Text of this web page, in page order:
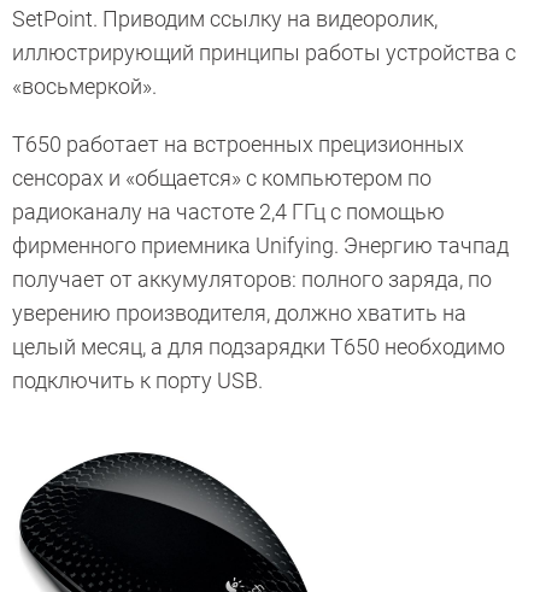
SetPoint. Приводим ссылку на видеоролик,
иллюстрирующий принципы работы устройства с
«восьмеркой».
T650 работает на встроенных прецизионных
сенсорах и «общается» с компьютером по
радиоканалу на частоте 2,4 ГГц с помощью
фирменного приемника Unifying. Энергию тачпад
получает от аккумуляторов: полного заряда, по
уверению производителя, должно хватить на
целый месяц, а для подзарядки T650 необходимо
подключить к порту USB.